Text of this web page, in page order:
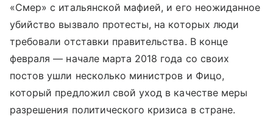
«Смер» с итальянской мафией, и его неожиданное
убийство вызвало протесты, на которых люди
требовали отставки правительства. В конце
февраля — начале марта 2018 года со своих
постов ушли несколько министров и Фицо,
который предложил свой уход в качестве меры
разрешения политического кризиса в стране.